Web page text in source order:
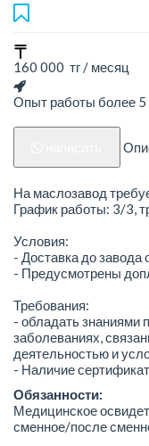
160 000 тг / месяц
Опыт работы более 5
На маслозавод
График работы: 3/3,
Условия:
- Доставка до
- Предусмотрены
Требования:
- обладать знаниями
заболеваниях,
деятельностью и
- Наличие
Обязанности:
Медицинское
сменное/после